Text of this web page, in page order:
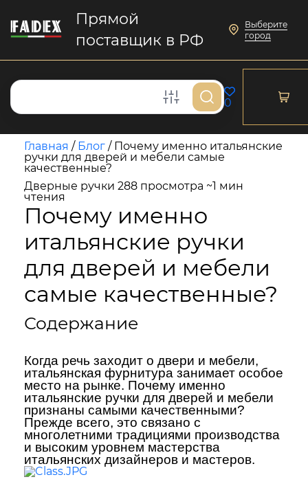
Прямой
поставщик в РФ
Выберите
город
0
Главная / Блог / Почему именно итальянские
ручки для дверей и мебели самые
качественные?
Дверные ручки 288 просмотра ~1 мин
чтения
Почему именно
итальянские ручки
для дверей и мебели
самые качественные?
Содержание
Когда речь заходит о двери и мебели,
итальянская фурнитура занимает особое
место на рынке. Почему именно
итальянские ручки для дверей и мебели
признаны самыми качественными?
Прежде всего, это связано с
многолетними традициями производства
и высоким уровнем мастерства
итальянских дизайнеров и мастеров.